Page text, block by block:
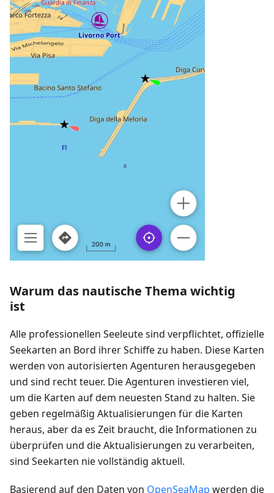
Warum das nautische Thema wichtig
ist
Alle professionellen Seeleute sind verpflichtet, offizielle
Seekarten an Bord ihrer Schiffe zu haben. Diese Karten
werden von autorisierten Agenturen herausgegeben
und sind recht teuer. Die Agenturen investieren viel,
um die Karten auf dem neuesten Stand zu halten. Sie
geben regelmäßig Aktualisierungen für die Karten
heraus, aber da es Zeit braucht, die Informationen zu
überprüfen und die Aktualisierungen zu verarbeiten,
sind Seekarten nie vollständig aktuell.
Basierend auf den Daten von OpenSeaMap werden die